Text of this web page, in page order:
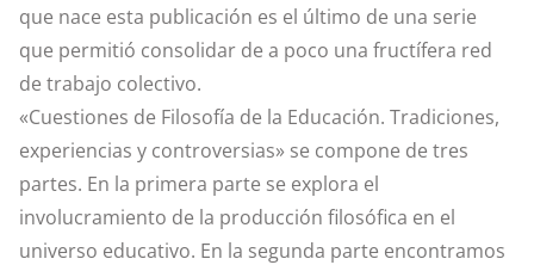
que nace esta publicación es el último de una serie
que permitió consolidar de a poco una fructífera red
de trabajo colectivo.
«Cuestiones de Filosofía de la Educación. Tradiciones,
experiencias y controversias» se compone de tres
partes. En la primera parte se explora el
involucramiento de la producción filosófica en el
universo educativo. En la segunda parte encontramos